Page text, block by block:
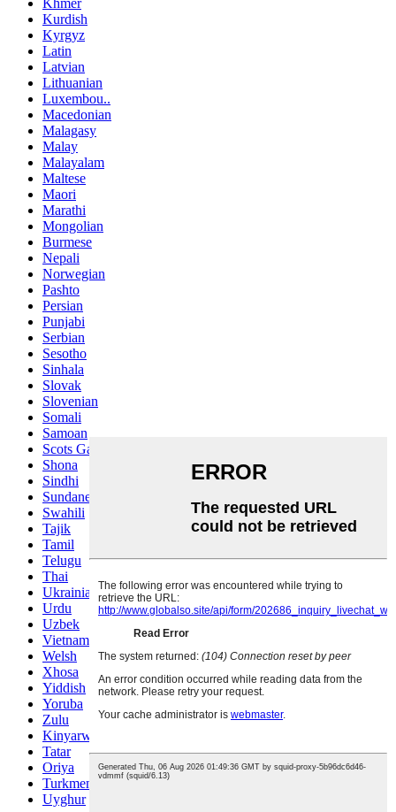
Kurdish
Kyrgyz
Latin
Latvian
Lithuanian
Luxembou..
Macedonian
Malagasy
Malay
Malayalam
Maltese
Maori
Marathi
Mongolian
Burmese
Nepali
Norwegian
Pashto
Persian
Punjabi
Serbian
Sesotho
Sinhala
Slovak
Slovenian
Somali
Samoan
Scots Gaelic
Shona
Sindhi
Sundanese
Swahili
Tajik
Tamil
Telugu
Thai
Ukrainian
Urdu
Uzbek
Vietnamese
Welsh
Xhosa
Yiddish
Yoruba
Zulu
Kinyarwanda
Tatar
Oriya
Turkmen
Uyghur